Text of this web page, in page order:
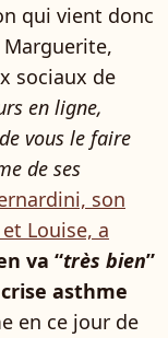
qui vient donc
Marguerite,
sociaux de
en ligne,
vous le faire
de ses
son
Louise, a
va “très bien”
asthme
en ce jour de